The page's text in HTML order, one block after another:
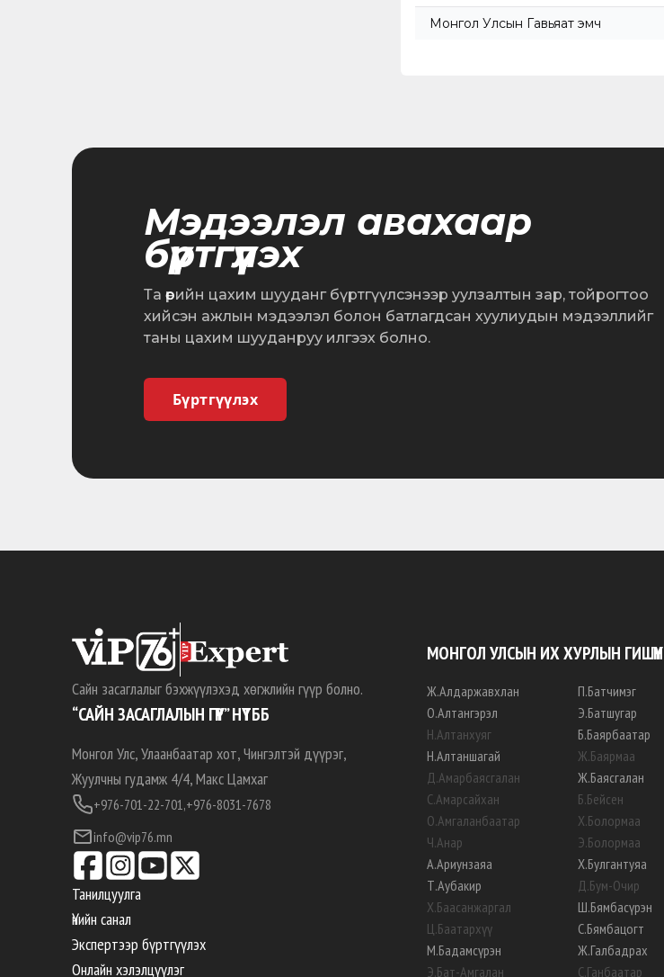
Монгол Улсын Гавьяат эмч
Мэдээлэл авахаар
бүртгүүлэх
Та өөрийн цахим шууданг бүртгүүлсэнээр уулзалтын зар, тойрогтоо
хийсэн ажлын мэдээлэл болон батлагдсан хуулиудын мэдээллийг
таны цахим шууданруу илгээх болно.
Бүртгүүлэх
Сайн засаглалыг бэхжүүлэхэд хөгжлийн гүүр болно.
“САЙН ЗАСАГЛАЛЫН ГҮҮР” НҮТББ
Монгол Улс, Улаанбаатар хот, Чингэлтэй дүүрэг,
Жуулчны гудамж 4/4, Макс Цамхаг
+976-701-22-701,+976-8031-7678
info@vip76.mn
Танилцуулга
Үнийн санал
Экспертээр бүртгүүлэх
Онлайн хэлэлцүүлэг
МОНГОЛ УЛСЫН ИХ ХУРЛЫН ГИШҮҮН
Ж.Алдаржавхлан
О.Алтангэрэл
Н.Алтанхуяг
Н.Алтаншагай
Д.Амарбаясгалан
С.Амарсайхан
О.Амгаланбаатар
Ч.Анар
А.Ариунзаяа
Т.Аубакир
Х.Баасанжаргал
Ц.Баатархүү
М.Бадамсүрэн
Э.Бат-Амгалан
П.Батчимэг
Э.Батшугар
Б.Баярбаатар
Ж.Баярмаа
Ж.Баясгалан
Б.Бейсен
Х.Болормаа
Э.Болормаа
Х.Булгантуяа
Д.Бум-Очир
Ш.Бямбасүрэн
С.Бямбацогт
Ж.Галбадрах
С.Ганбаатар